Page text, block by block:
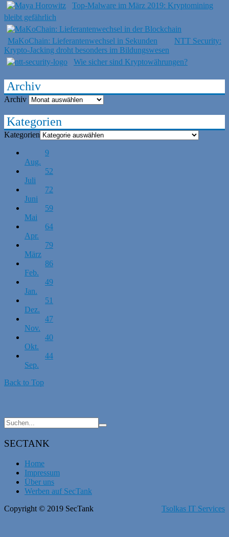
Top-Malware im März 2019: Kryptomining
bleibt gefährlich
MaKoChain: Lieferantenwechsel in Sekunden
NTT Security:
Krypto-Jacking droht besonders im Bildungswesen
Wie sicher sind Kryptowährungen?
Archiv
Archiv
Kategorien
Kategorien
9
Aug.
52
Juli
72
Juni
59
Mai
64
Apr.
79
März
86
Feb.
49
Jan.
51
Dez.
47
Nov.
40
Okt.
44
Sep.
Back to Top
SECTANK
Home
Impressum
Über uns
Werben auf SecTank
Copyright © 2019 SecTank
Tsolkas IT Services